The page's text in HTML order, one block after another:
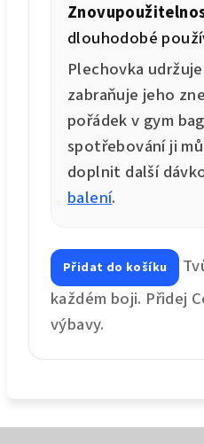
dlouhodobé
Plechovka
zabraňuje jeho
pořádek v gym
spotřebování ji
doplnit další
balení.
Přidat do košíku
každém boji. Přidej
výbavy.